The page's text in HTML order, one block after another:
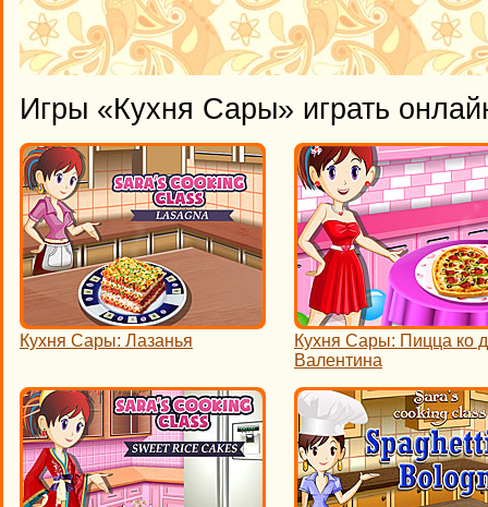
Игры «Кухня Сары» играть
Кухня Сары: Лазанья
Кухня Сары: Пицца ко
Валентина